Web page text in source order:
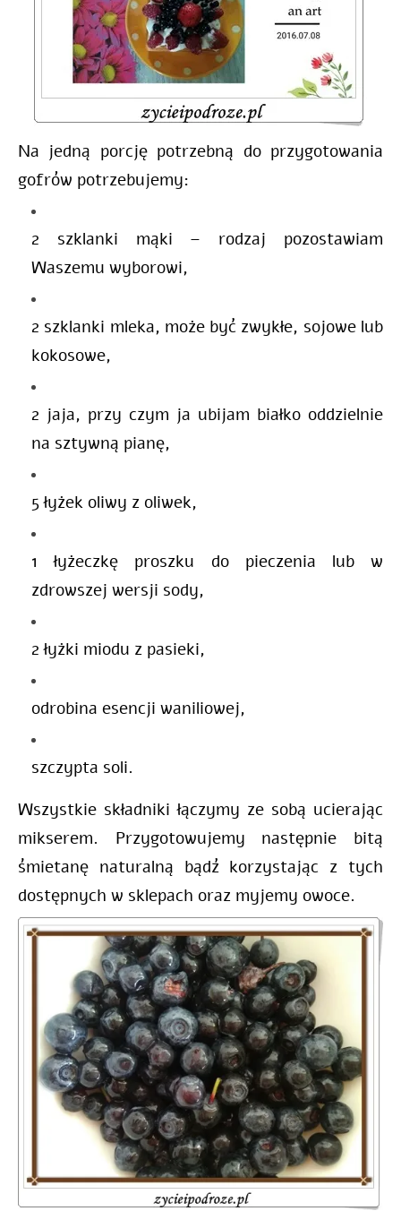
Na jedną porcję potrzebną do przygotowania
gofrów potrzebujemy:
2 szklanki mąki – rodzaj pozostawiam
Waszemu wyborowi,
2 szklanki mleka, może być zwykłe, sojowe lub
kokosowe,
2 jaja, przy czym ja ubijam białko oddzielnie
na sztywną pianę,
5 łyżek oliwy z oliwek,
1 łyżeczkę proszku do pieczenia lub w
zdrowszej wersji sody,
2 łyżki miodu z pasieki,
odrobina esencji waniliowej,
szczypta soli.
Wszystkie składniki łączymy ze sobą ucierając
mikserem. Przygotowujemy następnie bitą
śmietanę naturalną bądź korzystając z tych
dostępnych w sklepach oraz myjemy owoce.